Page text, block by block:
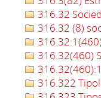
316.32
316.32 (8)
316.32(460)
316.322